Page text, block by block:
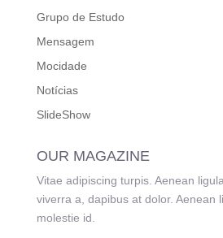
Grupo de Estudo
Mensagem
Mocidade
Notícias
SlideShow
OUR MAGAZINE
Vitae adipiscing turpis. Aenean
viverra a, dapibus at dolor. Aenean
molestie id.